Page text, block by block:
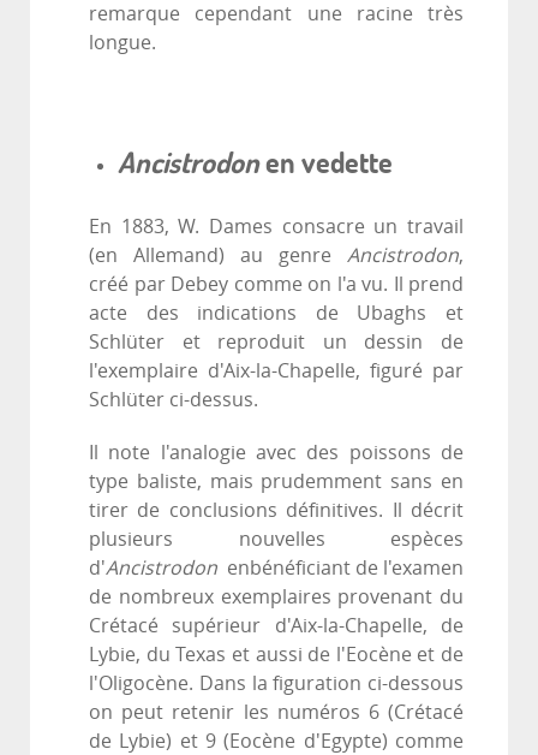
remarque cependant une racine très
longue.
Ancistrodonen vedette
En 1883, W. Dames consacre un travail
(en Allemand) au genre Ancistrodon,
créé par Debey comme on l'a vu. Il prend
acte des indications de Ubaghs et
Schlüter et reproduit un dessin de
l'exemplaire d'Aix-la-Chapelle, figuré par
Schlüter ci-dessus.
Il note l'analogie avec des poissons de
type baliste, mais prudemment sans en
tirer de conclusions définitives. Il décrit
plusieurs nouvelles espèces
d'Ancistrodon enbénéficiant de l'examen
de nombreux exemplaires provenant du
Crétacé supérieur d'Aix-la-Chapelle, de
Lybie, du Texas et aussi de l'Eocène et de
l'Oligocène. Dans la figuration ci-dessous
on peut retenir les numéros 6 (Crétacé
de Lybie) et 9 (Eocène d'Egypte) comme